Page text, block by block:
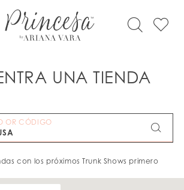
UNA TIENDA
OR CÓDIGO
con los próximos Trunk Shows primero